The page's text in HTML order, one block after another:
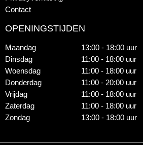
Contact
OPENINGSTIJDEN
Maandag
Dinsdag
Woensdag
Donderdag
Vrijdag
Zaterdag
Zondag
13:00 - 18:00 uur
11:00 - 18:00 uur
11:00 - 18:00 uur
11:00 - 20:00 uur
11:00 - 18:00 uur
11:00 - 18:00 uur
13:00 - 18:00 uur